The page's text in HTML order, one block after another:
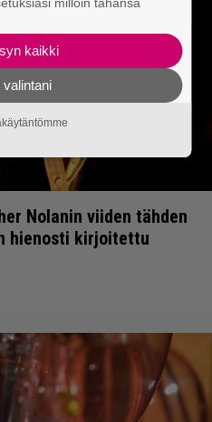
Nolanin viiden tähden
hienosti kirjoitettu
kaikki